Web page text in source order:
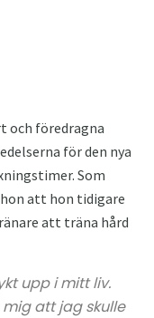
och föredragna
för den nya
Som
att hon tidigare
att träna hård
upp i mitt liv.
att jag skulle